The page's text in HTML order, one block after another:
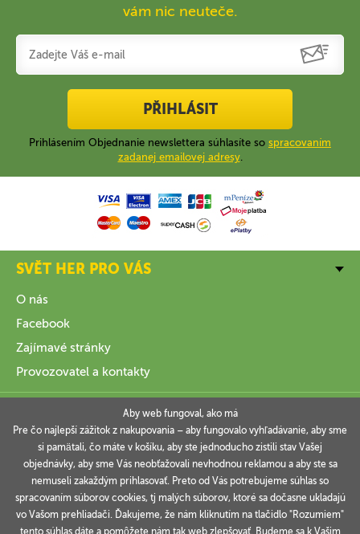
vám nic neuteče.
PŘIHLÁSIT
Prihlásením Objednanie newslettera súhlasíte so spracovaním
zadanej emailovej adresy.
SVĚT HER PRO VÁS
O nás
Facebook
Zajímavé stránky
Provozovatel a kontakty
INFORMACE
VAŠE OBJEDNÁVKY
Aby web fungoval, ako má
Pre čo najlepší zážitok z nakupovania – aby fungovalo vyhľadávanie, aby sme
si pamätali, čo máte v košíku, aby ste jednoducho zistili stav Vašej
objednávky, aby sme Vás neobťažovali nevhodnou reklamou a aby ste sa
nemuseli zakaždým prihlasovať. Preto od Vás potrebujeme súhlas so
spracovaním súborov cookies, tj malých súborov, ktoré sa dočasne ukladajú
vo Vašom prehliadači. Ďakujeme, že nám kliknutím na tlačidlo "Rozumiem"
tento súhlas dáte a pomôžete nám tak web zlepšovať. Budeme sa k Vašim